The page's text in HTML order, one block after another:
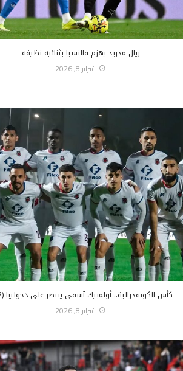
ريال مدريد يهزم فالنسيا بثنائية نظيفة
فبراير 8, 2026
كأس الكونفدرالية.. أولمبيك آسفي ينتصر على دجوليبا (2-1)
فبراير 8, 2026